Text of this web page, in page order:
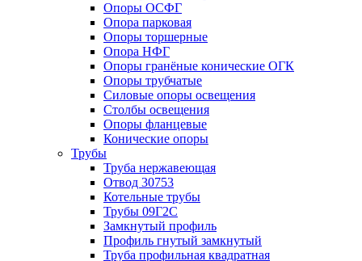
Опоры ОСФГ
Опора парковая
Опоры торшерные
Опора НФГ
Опоры гранёные конические ОГК
Опоры трубчатые
Силовые опоры освещения
Столбы освещения
Опоры фланцевые
Конические опоры
Трубы
Труба нержавеющая
Отвод 30753
Котельные трубы
Трубы 09Г2С
Замкнутый профиль
Профиль гнутый замкнутый
Труба профильная квадратная